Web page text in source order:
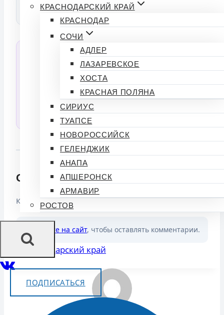
КРАСНОДАРСКИЙ КРАЙ
КРАСНОДАР
СОЧИ
АДЛЕР
ЛАЗАРЕВСКОЕ
ХОСТА
КРАСНАЯ ПОЛЯНА
СИРИУС
ТУАПСЕ
НОВОРОССИЙСК
ГЕЛЕНДЖИК
АНАПА
АПШЕРОНСК
АРМАВИР
РОСТОВ
ПОДПИСАТЬСЯ
Источники:
💬 Спросить ИИ об этой новости
Нейросеть прочитала статью и готова ответить
на любые вопросы по тексту.
Обсуждение (0)
Комментариев пока нет. Будьте первым!
Войдите на сайт, чтобы оставлять комментарии.
Метки
Краснодарский край